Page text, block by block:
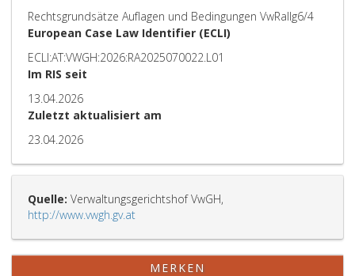
Rechtsgrundsätze Auflagen und Bedingungen VwRallg6/4
European Case Law Identifier (ECLI)
ECLI:AT:VWGH:2026:RA2025070022.L01
Im RIS seit
13.04.2026
Zuletzt aktualisiert am
23.04.2026
Quelle: Verwaltungsgerichtshof VwGH,
http://www.vwgh.gv.at
MERKEN